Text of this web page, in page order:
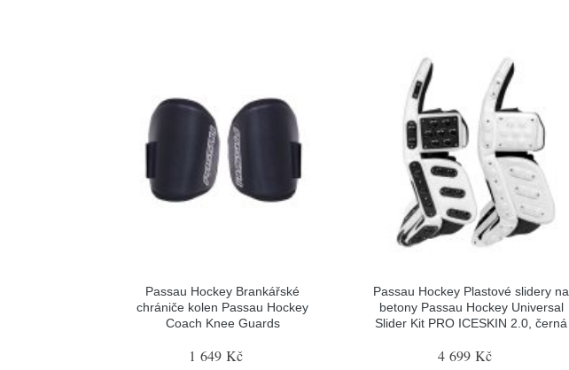
Passau Hockey Brankářské
chrániče kolen Passau Hockey
Coach Knee Guards
1 649 Kč
Passau Hockey Plastové slidery na
betony Passau Hockey Universal
Slider Kit PRO ICESKIN 2.0, černá
4 699 Kč